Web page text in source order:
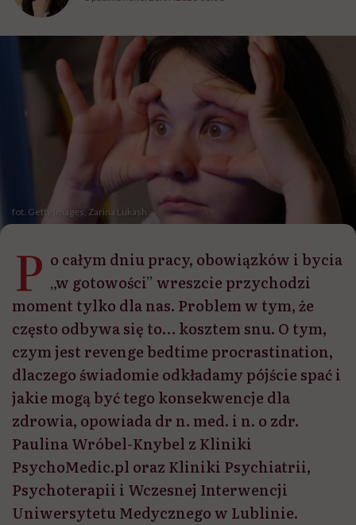
fot. Getty Images, Zarina Lukash
P o całym dniu pracy, obowiązków i bycia
„w gotowości” wreszcie przychodzi
moment tylko dla nas. Problem w tym, że
często odbywa się to… kosztem snu. O tym,
czym jest revenge bedtime procrastination,
dlaczego świadomie odkładamy pójście spać i
jakie mogą być tego konsekwencje dla
zdrowia, opowiada dr n. med. i n. o zdr.
Paulina Wróbel-Knybel z Kliniki
PsychoMedic.pl oraz Kliniki Psychiatrii,
Psychoterapii i Wczesnej Interwencji
Uniwersytetu Medycznego w Lublinie.